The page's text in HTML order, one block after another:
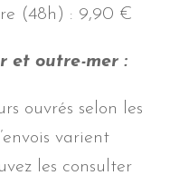
(48h) : 9,90 €
et outre-mer :
ouvrés selon les
varient
les consulter